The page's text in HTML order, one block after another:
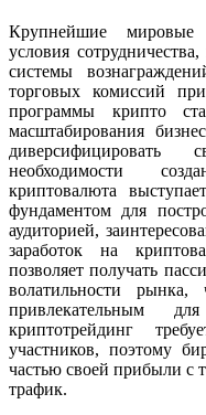
Крупнейшие мировые
условия
системы
торговых комиссий
программы крипто
масштабирования
необходимости
криптовалютa
фундаментом для
аудиторией,
заработок на
позволяет получать
волатильности
привлекательным
криптотрейдинг
участников, поэтому
частью своей прибыли с
трафик.